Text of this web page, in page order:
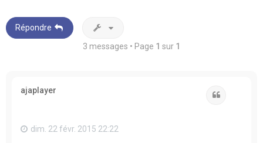
Répondre
3 messages • Page 1 sur 1
ajaplayer
dim. 22 févr. 2015 22:22